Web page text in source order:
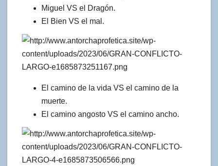
Miguel VS el Dragón.
El Bien VS el mal.
El camino de la vida VS el camino de la
muerte.
El camino angosto VS el camino ancho.